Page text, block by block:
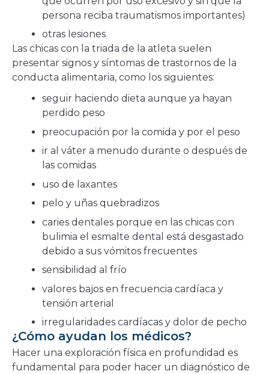
persona reciba traumatismos importantes)
otras lesiones
Las chicas con la triada de la atleta suelen
presentar signos y síntomas de trastornos de la
conducta alimentaria, como los siguientes:
seguir haciendo dieta aunque ya hayan
perdido peso
preocupación por la comida y por el peso
ir al váter a menudo durante o después de
las comidas
uso de laxantes
pelo y uñas quebradizos
caries dentales porque en las chicas con
bulimia el esmalte dental está desgastado
debido a sus vómitos frecuentes
sensibilidad al frío
valores bajos en frecuencia cardíaca y
tensión arterial
irregularidades cardíacas y dolor de pecho
¿Cómo ayudan los médicos?
Hacer una exploración física en profundidad es
fundamental para poder hacer un diagnóstico de